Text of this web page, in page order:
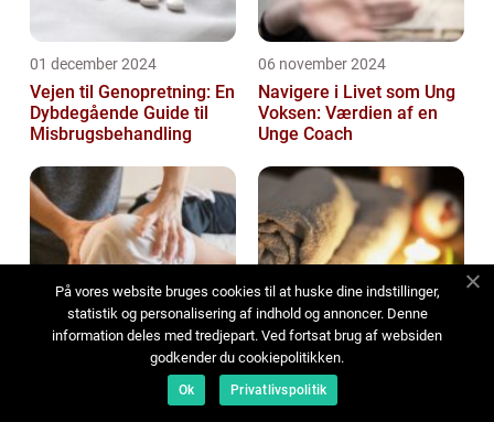
01 december 2024
Vejen til Genopretning: En
Dybdegående Guide til
Misbrugsbehandling
06 november 2024
Navigere i Livet som Ung
Voksen: Værdien af en
Unge Coach
01 november 2024
Hvad kan en kiropraktor
14 oktober 2024
Forkæl dine sanser med
Massage i Holstebro
På vores website bruges cookies til at huske dine indstillinger,
statistik og personalisering af indhold og annoncer. Denne
information deles med tredjepart. Ved fortsat brug af websiden
godkender du cookiepolitikken.
Ok Privatlivspolitik